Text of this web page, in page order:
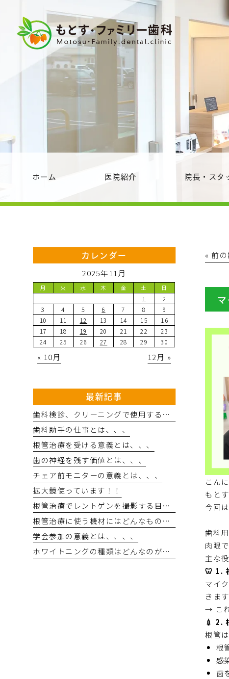
ホーム 医院紹介 院長・スタ
« 前
マ
こん
もと
今回
歯科
肉眼
主な
🦷 1.
マイ
きます
→ こ
💉 2.
根管
根
感
歯
カレンダー
2025年11月
月 火 水 木 金 土 日
1
2
3
4 5 6 7 8
9
10
11 12 13 14 15
16
17
18 19 20 21 22
23
24
25 26 27 28 29 30
« 10月 12月 »
最新記事
歯科検診、クリーニングで使用するバリオスの効果とは、、、
歯科助手の仕事とは、、、
根管治療を受ける意義とは、、、
歯の神経を残す価値とは、、、
チェア前モニターの意義とは、、、
拡大鏡使っています！！
根管治療でレントゲンを撮影する目的とは
根管治療に使う機材にはどんなものがあるのか？？
学会参加の意義とは、、、、
ホワイトニングの種類はどんなのがあるの。。。？